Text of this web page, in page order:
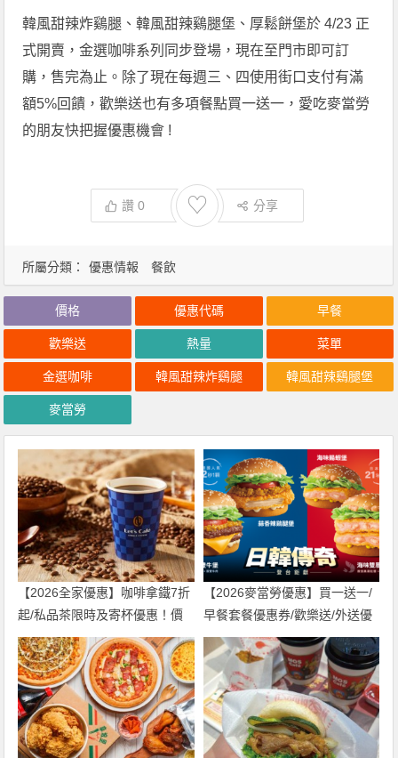
韓風甜辣炸鷄腿、韓風甜辣鷄腿堡、厚鬆餅堡於 4/23 正
式開賣，金選咖啡系列同步登場，現在至門市即可訂
購，售完為止。除了現在每週三、四使用街口支付有滿
額5%回饋，歡樂送也有多項餐點買一送一，愛吃麥當勞
的朋友快把握優惠機會 !
讚0 ♡ 分享
所屬分類： 優惠情報 餐飲
價格 優惠代碼 早餐
歡樂送 熱量 菜單
金選咖啡 韓風甜辣炸鷄腿 韓風甜辣鷄腿堡
麥當勞
【2026全家優惠】咖啡拿鐵7折
起/私品茶限時及寄杯優惠！價
格/菜單一起看
【2026麥當勞優惠】買一送一/
早餐套餐優惠券/歡樂送/外送優
惠/菜單整理